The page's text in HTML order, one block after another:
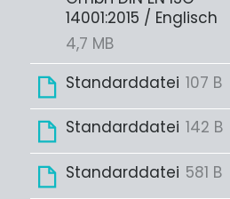
14001:2015 / Englisch
4,7 MB
Standarddatei 107 B
Standarddatei 142 B
Standarddatei 581 B